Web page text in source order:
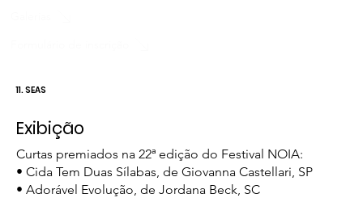
11. SEAS
Exibição
Curtas premiados na 22ª edição do Festival NOIA:
• Cida Tem Duas Sílabas, de Giovanna Castellari, SP
• Adorável Evolução, de Jordana Beck, SC